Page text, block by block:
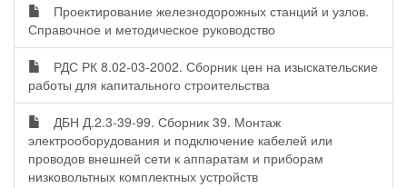
Проектирование железнодорожных станций и узлов.
Справочное и методическое руководство
РДС РК 8.02-03-2002. Сборник цен на изыскательские
работы для капитального строительства
ДБН Д.2.3-39-99. Сборник 39. Монтаж
электрооборудования и подключение кабелей или
проводов внешней сети к аппаратам и приборам
низковольтных комплектных устройств